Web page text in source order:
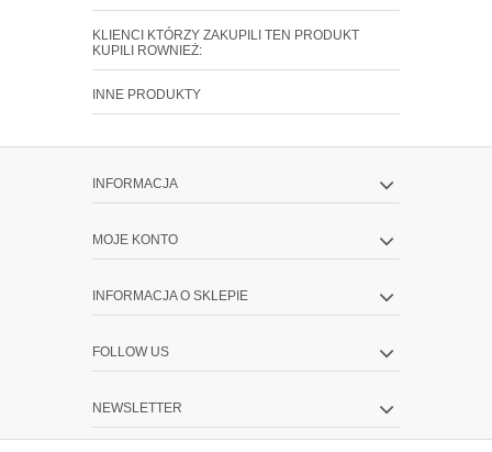
KLIENCI KTÓRZY ZAKUPILI TEN PRODUKT
KUPILI ROWNIEŻ:
INNE PRODUKTY
INFORMACJA
MOJE KONTO
INFORMACJA O SKLEPIE
FOLLOW US
NEWSLETTER